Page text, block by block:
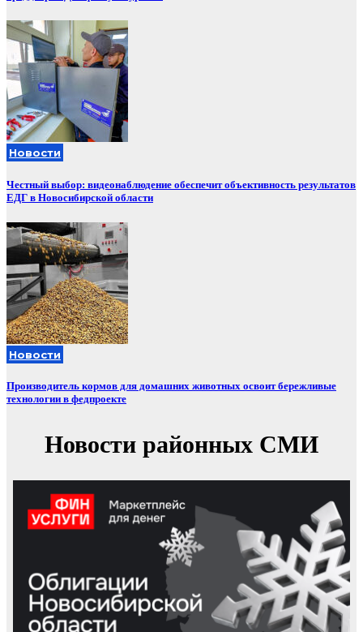
Новости
Честный выбор: видеонаблюдение обеспечит объективность результатов
ЕДГ в Новосибирской области
Новости
Производитель кормов для домашних животных освоит бережливые
технологии в федпроекте